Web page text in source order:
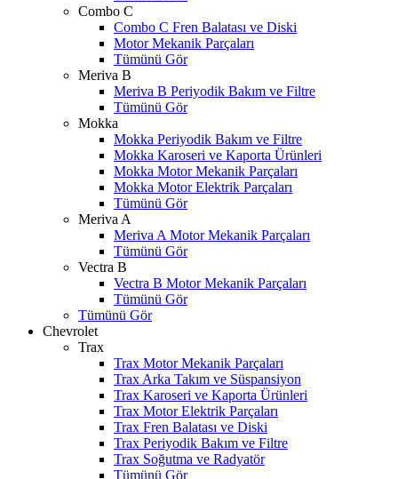
Combo C
Combo C Fren Balatası ve Diski
Motor Mekanik Parçaları
Tümünü Gör
Meriva B
Meriva B Periyodik Bakım ve Filtre
Tümünü Gör
Mokka
Mokka Periyodik Bakım ve Filtre
Mokka Karoseri ve Kaporta Ürünleri
Mokka Motor Mekanik Parçaları
Mokka Motor Elektrik Parçaları
Tümünü Gör
Meriva A
Meriva A Motor Mekanik Parçaları
Tümünü Gör
Vectra B
Vectra B Motor Mekanik Parçaları
Tümünü Gör
Tümünü Gör
Chevrolet
Trax
Trax Motor Mekanik Parçaları
Trax Arka Takım ve Süspansiyon
Trax Karoseri ve Kaporta Ürünleri
Trax Motor Elektrik Parçaları
Trax Fren Balatası ve Diski
Trax Periyodik Bakım ve Filtre
Trax Soğutma ve Radyatör
Tümünü Gör